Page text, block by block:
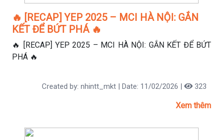
🔥 [RECAP] YEP 2025 – MCI HÀ NỘI: GẮN
KẾT ĐỂ BỨT PHÁ 🔥
🔥 [RECAP] YEP 2025 – MCI HÀ NỘI: GẮN KẾT ĐỂ BỨT
PHÁ 🔥
Created by: nhintt_mkt | Date: 11/02/2026 | 323
Xem thêm